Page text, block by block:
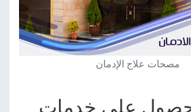
مصحات علاج الإدمان
على خدمات